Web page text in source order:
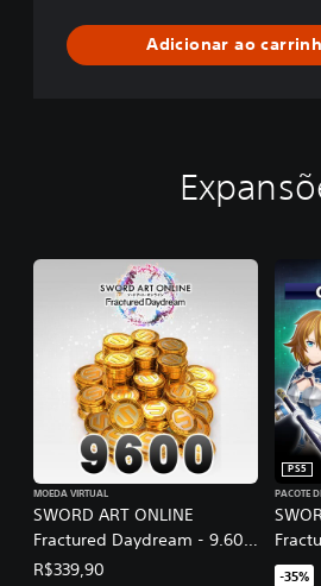
Adicionar ao
SWORD ART ONLINE
Fractured Daydream - 9.600
Medalhas SAO
MOEDA VIRTUAL
R$339,90
de
PS5
PACOTE
-35%